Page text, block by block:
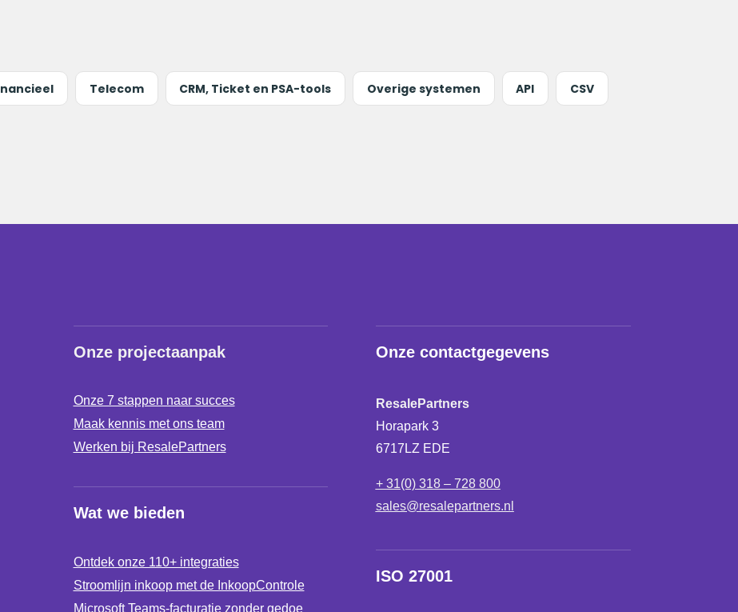
Telecom CRM, Ticket en PSA-tools Overige systemen API CSV
Onze projectaanpak
Onze 7 stappen naar succes
Maak kennis met ons team
Werken bij ResalePartners
Wat we bieden
Ontdek onze 110+ integraties
Stroomlijn inkoop met de InkoopControle
Microsoft Teams-facturatie zonder gedoe
Onze contactgegevens
ResalePartners
Horapark 3
6717LZ EDE
+ 31(0) 318 – 728 800
sales@resalepartners.nl
ISO 27001